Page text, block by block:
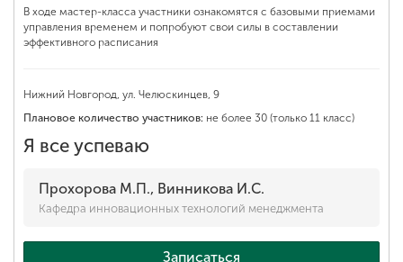
В ходе мастер-класса участники ознакомятся с базовыми приемами
управления временем и попробуют свои силы в составлении
эффективного расписания
Нижний Новгород, ул. Челюскинцев, 9
Плановое количество участников: не более 30 (только 11 класс)
Я все успеваю
Прохорова М.П., Винникова И.С.
Кафедра инновационных технологий менеджмента
Записаться